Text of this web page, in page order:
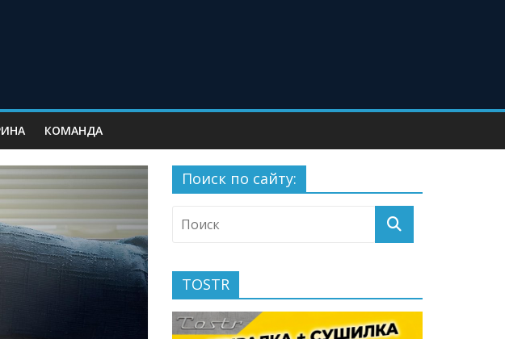
КОМАНДА
Поиск по сайту:
TOSTR